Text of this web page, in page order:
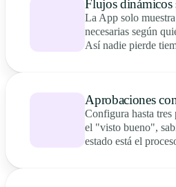
Flujos dinámicos
La App solo
necesarias según
Así nadie pierde
Aprobaciones
Configura hasta tres
el "visto bueno",
estado está el